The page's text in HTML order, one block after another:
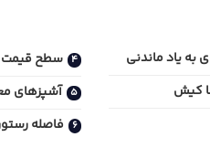
به یاد ماندنی
کیش
سطح قیمت
آشپزهای
فاصله